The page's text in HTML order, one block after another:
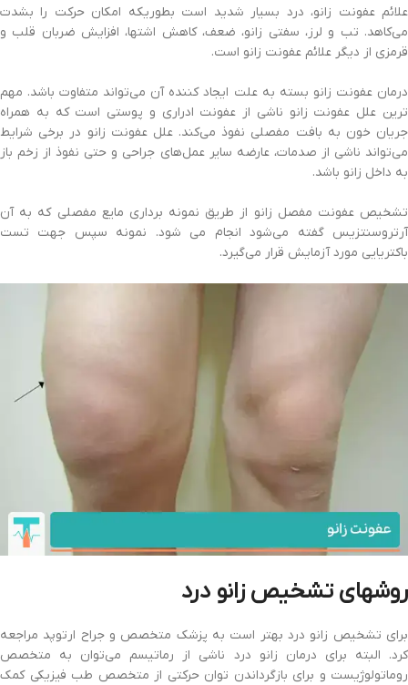
علائم عفونت زانو، درد بسیار شدید است بطوریکه امکان حرکت را بشدت
می‌کاهد. تب و لرز، سفتی زانو، ضعف، کاهش اشتها، افزایش ضربان قلب و
قرمزی از دیگر علائم عفونت زانو است.
درمان عفونت زانو بسته به علت ایجاد کننده آن می‌تواند متفاوت باشد. مهم
ترین علل عفونت زانو ناشی از عفونت ادراری و پوستی است که به همراه
جریان خون به بافت مفصلی نفوذ می‌کند. علل عفونت زانو در برخی شرایط
می‌تواند ناشی از صدمات، عارضه سایر عمل‌های جراحی و حتی نفوذ از زخم باز
به داخل زانو باشد.
تشخیص عفونت مفصل زانو از طریق نمونه برداری مایع مفصلی که به آن
آرتروسنتزیس گفته می‌شود انجام می شود. نمونه سپس جهت تست
باکتریایی مورد آزمایش قرار می‌گیرد.
روشهای تشخیص زانو درد
برای تشخیص زانو درد بهتر است به پزشک متخصص و جراح ارتوپد مراجعه
کرد. البته برای درمان زانو درد ناشی از رماتیسم می‌توان به متخصص
روماتولوژیست و برای بازگرداندن توان حرکتی از متخصص طب فیزیکی کمک